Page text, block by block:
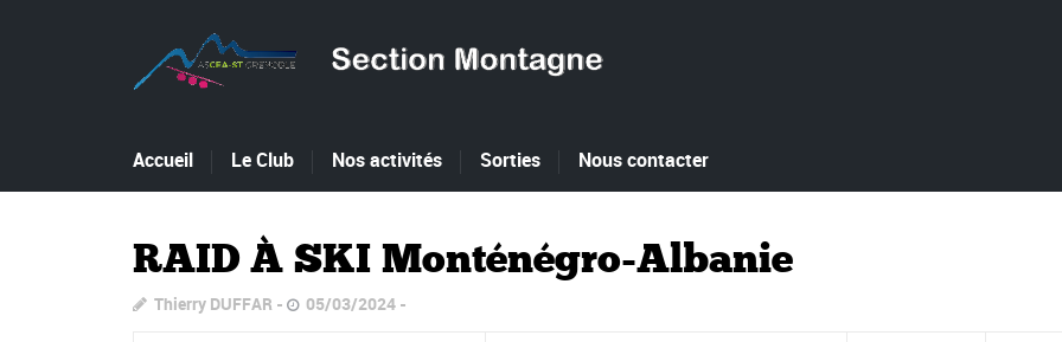
Accueil Le Club Nos activités Sorties Nous contacter
RAID À SKI Monténégro-Albanie
Thierry DUFFAR 05/03/2024